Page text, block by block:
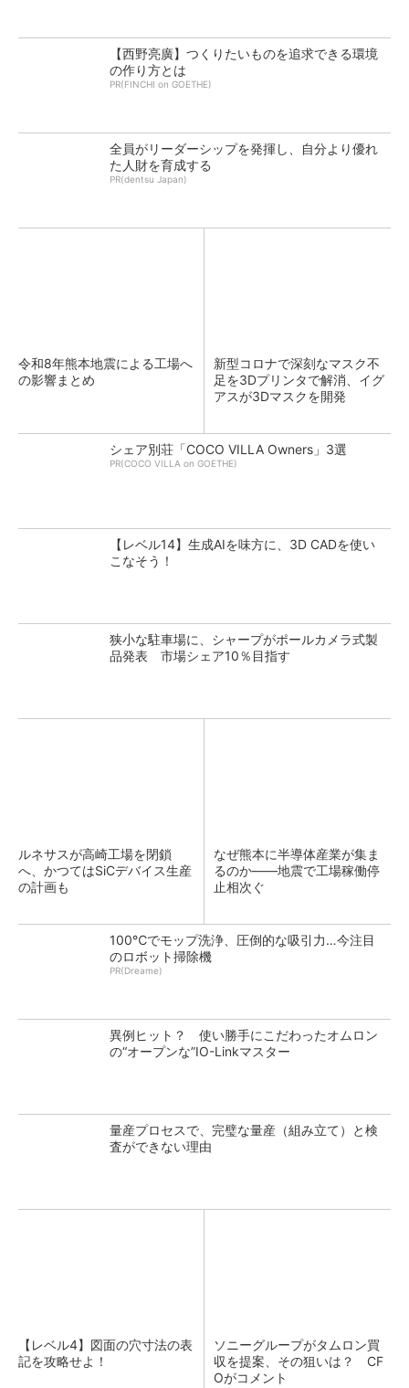
【西野亮廣】つくりたいものを追求できる環境
の作り方とは
PR(FINCHI on GOETHE)
全員がリーダーシップを発揮し、自分より優れ
た人財を育成する
PR(dentsu Japan)
令和8年熊本地震による工場へ
の影響まとめ
新型コロナで深刻なマスク不
足を3Dプリンタで解消、イグ
アスが3Dマスクを開発
シェア別荘「COCO VILLA Owners」3選
PR(COCO VILLA on GOETHE)
【レベル14】生成AIを味方に、3D CADを使い
こなそう！
狭小な駐車場に、シャープがポールカメラ式製
品発表 市場シェア10％目指す
ルネサスが高崎工場を閉鎖
へ、かつてはSiCデバイス生産
の計画も
なぜ熊本に半導体産業が集ま
るのか――地震で工場稼働停
止相次ぐ
100℃でモップ洗浄、圧倒的な吸引力…今注目
のロボット掃除機
PR(Dreame)
異例ヒット？ 使い勝手にこだわったオムロン
の“オープンな”IO-Linkマスター
量産プロセスで、完璧な量産（組み立て）と検
査ができない理由
【レベル4】図面の穴寸法の表
記を攻略せよ！
ソニーグループがタムロン買
収を提案、その狙いは？ CF
Oがコメント